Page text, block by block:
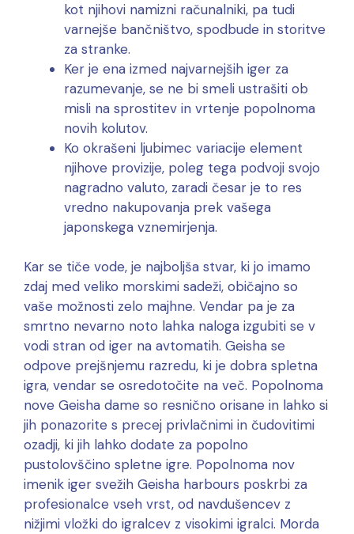
kot njihovi namizni računalniki, pa tudi
varnejše bančništvo, spodbude in storitve
za stranke.
Ker je ena izmed najvarnejših iger za
razumevanje, se ne bi smeli ustrašiti ob
misli na sprostitev in vrtenje popolnoma
novih kolutov.
Ko okrašeni ljubimec variacije element
njihove provizije, poleg tega podvoji svojo
nagradno valuto, zaradi česar je to res
vredno nakupovanja prek vašega
japonskega vznemirjenja.
Kar se tiče vode, je najboljša stvar, ki jo imamo
zdaj med veliko morskimi sadeži, običajno so
vaše možnosti zelo majhne. Vendar pa je za
smrtno nevarno noto lahka naloga izgubiti se v
vodi stran od iger na avtomatih. Geisha se
odpove prejšnjemu razredu, ki je dobra spletna
igra, vendar se osredotočite na več. Popolnoma
nove Geisha dame so resnično orisane in lahko si
jih ponazorite s precej privlačnimi in čudovitimi
ozadji, ki jih lahko dodate za popolno
pustolovščino spletne igre. Popolnoma nov
imenik iger svežih Geisha harbours poskrbi za
profesionalce vseh vrst, od navdušencev z
nižjimi vložki do igralcev z visokimi igralci. Morda